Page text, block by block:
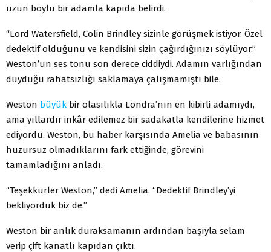
uzun boylu bir adamla kapıda belirdi.
“Lord Watersfield, Colin Brindley sizinle görüşmek istiyor. Özel
dedektif olduğunu ve kendisini sizin çağırdığınızı söylüyor.”
Weston’un ses tonu son derece ciddiydi. Adamın varlığından
duyduğu rahatsızlığı saklamaya çalışmamıştı bile.
Weston büyük bir olasılıkla Londra’nın en kibirli adamıydı,
ama yıllardır inkâr edilemez bir sadakatla kendilerine hizmet
ediyordu. Weston, bu haber karşısında Amelia ve babasının
huzursuz olmadıklarını fark ettiğinde, görevini
tamamladığını anladı.
“Teşekkürler Weston,” dedi Amelia. “Dedektif Brindley’yi
bekliyorduk biz de.”
Weston bir anlık duraksamanın ardından başıyla selam
verip çift kanatlı kapıdan çıktı.